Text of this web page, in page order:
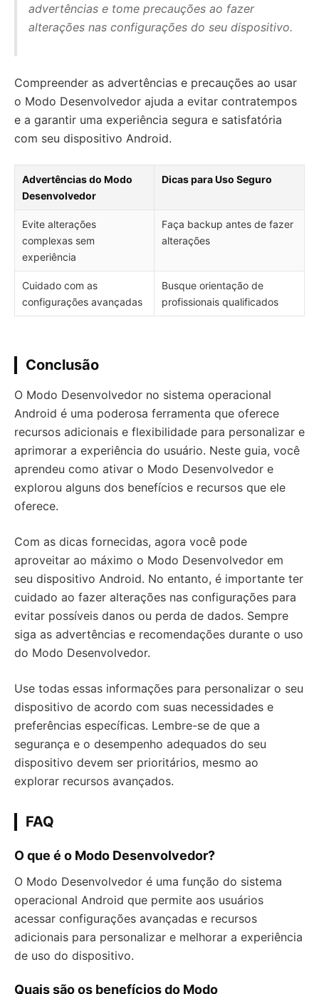
advertências e tome precauções ao fazer
alterações nas configurações do seu dispositivo.
Compreender as advertências e precauções ao usar
o Modo Desenvolvedor ajuda a evitar contratempos
e a garantir uma experiência segura e satisfatória
com seu dispositivo Android.
Advertências do Modo
Desenvolvedor
Dicas para Uso Seguro
Evite alterações
complexas sem
experiência
Faça backup antes de fazer
alterações
Cuidado com as
configurações avançadas
Busque orientação de
profissionais qualificados
Conclusão
O Modo Desenvolvedor no sistema operacional
Android é uma poderosa ferramenta que oferece
recursos adicionais e flexibilidade para personalizar e
aprimorar a experiência do usuário. Neste guia, você
aprendeu como ativar o Modo Desenvolvedor e
explorou alguns dos benefícios e recursos que ele
oferece.
Com as dicas fornecidas, agora você pode
aproveitar ao máximo o Modo Desenvolvedor em
seu dispositivo Android. No entanto, é importante ter
cuidado ao fazer alterações nas configurações para
evitar possíveis danos ou perda de dados. Sempre
siga as advertências e recomendações durante o uso
do Modo Desenvolvedor.
Use todas essas informações para personalizar o seu
dispositivo de acordo com suas necessidades e
preferências específicas. Lembre-se de que a
segurança e o desempenho adequados do seu
dispositivo devem ser prioritários, mesmo ao
explorar recursos avançados.
FAQ
O que é o Modo Desenvolvedor?
O Modo Desenvolvedor é uma função do sistema
operacional Android que permite aos usuários
acessar configurações avançadas e recursos
adicionais para personalizar e melhorar a experiência
de uso do dispositivo.
Quais são os benefícios do Modo